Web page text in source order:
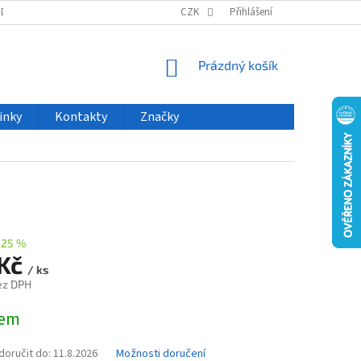
VELKOOBCHOD ČASTO KLADENÉ DOTAZY
CZK Přihlášení
NÁKUPNÍ
Prázdný košík
Kontakty Značky
%
/ ks
DPH
do: 11.8.2026 Možnosti doručení